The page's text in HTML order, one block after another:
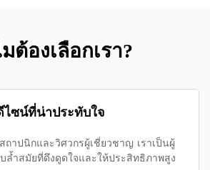
ต้องเลือกเรา?
ไซน์ที่น่าประทับใจ
าปนิกและวิศวกรผู้เชี่ยวชาญ เราเป็นผู้
ล้ำสมัยที่ดึงดูดใจและให้ประสิทธิภาพสูง